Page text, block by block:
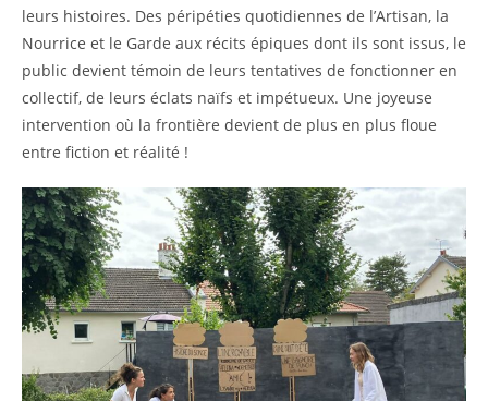
leurs histoires. Des péripéties quotidiennes de l’Artisan, la
Nourrice et le Garde aux récits épiques dont ils sont issus, le
public devient témoin de leurs tentatives de fonctionner en
collectif, de leurs éclats naïfs et impétueux. Une joyeuse
intervention où la frontière devient de plus en plus floue
entre fiction et réalité !